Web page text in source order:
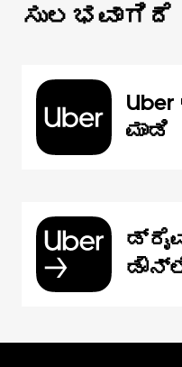
ಸುಲಭವಾಗಿದೆ
ಮಾಡಿ